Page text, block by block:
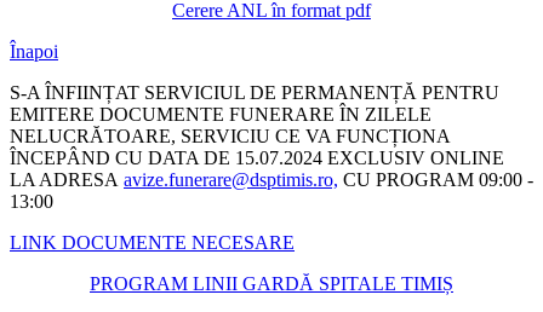
Cerere ANL în format pdf
Înapoi
S-A ÎNFIINȚAT SERVICIUL DE PERMANENȚĂ PENTRU
EMITERE DOCUMENTE FUNERARE ÎN ZILELE
NELUCRĂTOARE, SERVICIU CE VA FUNCȚIONA
ÎNCEPÂND CU DATA DE 15.07.2024 EXCLUSIV ONLINE
LA ADRESA avize.funerare@dsptimis.ro, CU PROGRAM 09:00 -
13:00
LINK DOCUMENTE NECESARE
PROGRAM LINII GARDĂ SPITALE TIMIȘ